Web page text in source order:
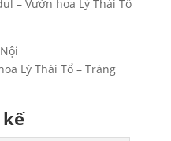
– Vườn hoa Lý Thái Tổ
Lý Thái Tổ – Tràng